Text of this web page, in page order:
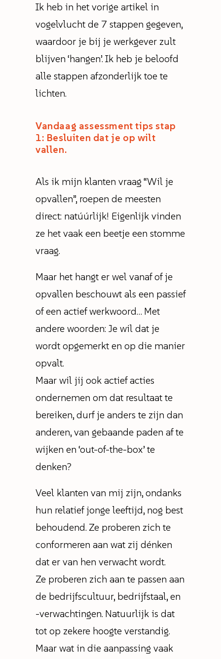
Ik heb in het vorige artikel in
vogelvlucht de 7 stappen gegeven,
waardoor je bij je werkgever zult
blijven ‘hangen’. Ik heb je beloofd
alle stappen afzonderlijk toe te
lichten.
Vandaag assessment tips stap
1: Besluiten dat je op wilt
vallen.
Als ik mijn klanten vraag “Wil je
opvallen”, roepen de meesten
direct: natúúrlijk! Eigenlijk vinden
ze het vaak een beetje een stomme
vraag.
Maar het hangt er wel vanaf of je
opvallen beschouwt als een passief
of een actief werkwoord… Met
andere woorden: Je wil dat je
wordt opgemerkt en op die manier
opvalt.
Maar wil jij ook actief acties
ondernemen om dat resultaat te
bereiken, durf je anders te zijn dan
anderen, van gebaande paden af te
wijken en ‘out-of-the-box’ te
denken?
Veel klanten van mij zijn, ondanks
hun relatief jonge leeftijd, nog best
behoudend. Ze proberen zich te
conformeren aan wat zij dénken
dat er van hen verwacht wordt.
Ze proberen zich aan te passen aan
de bedrijfscultuur, bedrijfstaal, en
-verwachtingen. Natuurlijk is dat
tot op zekere hoogte verstandig.
Maar wat in die aanpassing vaak